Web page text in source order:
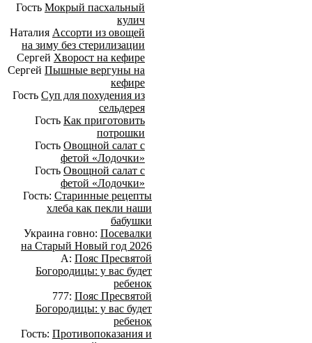
Гость Мокрый пасхальный
кулич
Наталия Ассорти из овощей
на зиму без стерилизации
Сергей Хворост на кефире
Сергей Пышные вергуны на
кефире
Гость Суп для похудения из
сельдерея
Гость Как приготовить
потрошки
Гость Овощной салат с
фетой «Лодочки»
Гость Овощной салат с
фетой «Лодочки»
Гость: Старинные рецепты
хлеба как пекли наши
бабушки
Украина говно: Посевалки
на Старый Новый год 2026
А: Пояс Пресвятой
Богородицы: у вас будет
ребенок
777: Пояс Пресвятой
Богородицы: у вас будет
ребенок
Гость: Противопоказания и